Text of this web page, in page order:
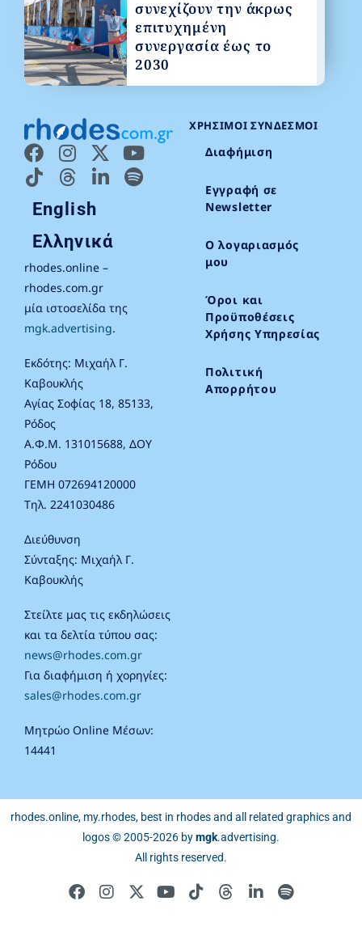
English
Ελληνικά
rhodes.online –
rhodes.com.gr
μία ιστοσελίδα της
mgk.advertising.
Εκδότης: Μιχαήλ Γ.
Καβουκλής
Αγίας Σοφίας 18, 85133,
Ρόδος
Α.Φ.Μ. 131015688, ΔΟΥ
Ρόδου
ΓΕΜΗ 072694120000
Τηλ. 2241030486
Διεύθυνση
Σύνταξης: Μιχαήλ Γ.
Καβουκλής
Στείλτε μας τις εκδηλώσεις
και τα δελτία τύπου σας:
news@rhodes.com.gr
Για διαφήμιση ή χορηγίες:
sales@rhodes.com.gr
Μητρώο Online Μέσων:
14441
ΧΡΉΣΙΜΟΙ ΣΎΝΔΕΣΜΟΙ
Διαφήμιση
Εγγραφή σε
Newsletter
Ο λογαριασμός
μου
Όροι και
Προϋποθέσεις
Χρήσης Υπηρεσίας
Πολιτική
Απορρήτου
συνεχίζουν την άκρως
επιτυχημένη
συνεργασία έως το
2030
rhodes.online, my.rhodes, best in rhodes and all related graphics and
logos © 2005-2026 bymgk.advertising.
All rights reserved.